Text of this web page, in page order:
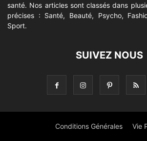
santé. Nos articles sont classés dans
précises : Santé, Beauté, Psycho,
Sport.
SUIVEZ NOUS
Conditions Générales Vie